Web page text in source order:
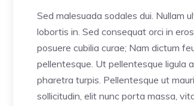
Sed malesuada sodales dui. Nullam
lobortis in. Sed consequat orci in
posuere cubilia curae; Nam dictum
pellentesque. Ut pellentesque ligula
pharetra turpis. Pellentesque ut
sollicitudin, elit nunc porta massa,